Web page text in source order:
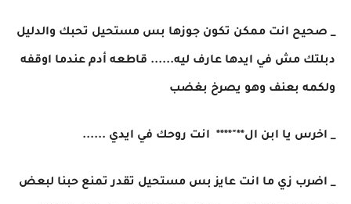
_ صحيح انت ممكن تكون جوزها بس مستحيل تحبك والدليل
دبلتك مش في ايدها عارف ليه...... قاطعه أدم عندما اوقفه
ولكمه بعنف وهو يصرخ بغضب
_ اخرس يا ابن ال**"**** انت روحك في ايدي ......
_ اضرب زي ما انت عايز بس مستحيل تقدر تمنع حبنا لبعض